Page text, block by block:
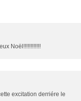
Noël!!!!!!!!!!!!
excitation derriére le